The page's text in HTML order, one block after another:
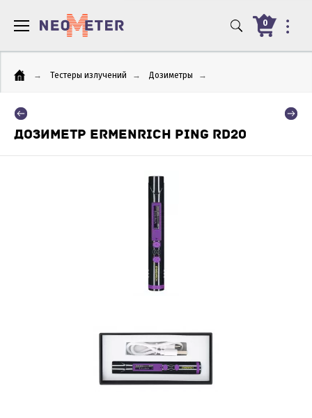
0
→ Тестеры излучений → Дозиметры →
ДОЗИМЕТР ERMENRICH PING RD20